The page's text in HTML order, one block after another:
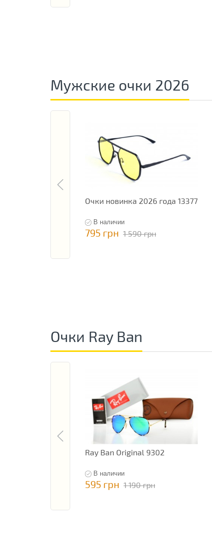
Мужские очки 2026
Очки новинка 2026 года 13377
В наличии
795 грн 1 590 грн
Очки Ray Ban
Ray Ban Original 9302
В наличии
595 грн 1 190 грн